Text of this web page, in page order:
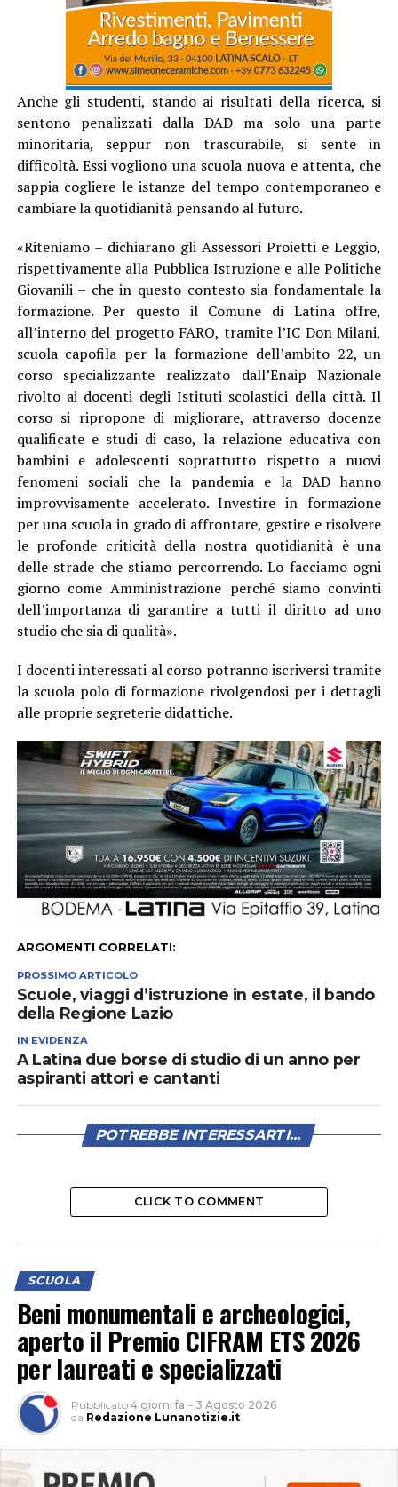
Anche gli studenti, stando ai risultati della ricerca, si
sentono penalizzati dalla DAD ma solo una parte
minoritaria, seppur non trascurabile, si sente in
difficoltà. Essi vogliono una scuola nuova e attenta, che
sappia cogliere le istanze del tempo contemporaneo e
cambiare la quotidianità pensando al futuro.
«Riteniamo – dichiarano gli Assessori Proietti e Leggio,
rispettivamente alla Pubblica Istruzione e alle Politiche
Giovanili – che in questo contesto sia fondamentale la
formazione. Per questo il Comune di Latina offre,
all’interno del progetto FARO, tramite l’IC Don Milani,
scuola capofila per la formazione dell’ambito 22, un
corso specializzante realizzato dall’Enaip Nazionale
rivolto ai docenti degli Istituti scolastici della città. Il
corso si ripropone di migliorare, attraverso docenze
qualificate e studi di caso, la relazione educativa con
bambini e adolescenti soprattutto rispetto a nuovi
fenomeni sociali che la pandemia e la DAD hanno
improvvisamente accelerato. Investire in formazione
per una scuola in grado di affrontare, gestire e risolvere
le profonde criticità della nostra quotidianità è una
delle strade che stiamo percorrendo. Lo facciamo ogni
giorno come Amministrazione perché siamo convinti
dell’importanza di garantire a tutti il diritto ad uno
studio che sia di qualità».
I docenti interessati al corso potranno iscriversi tramite
la scuola polo di formazione rivolgendosi per i dettagli
alle proprie segreterie didattiche.
ARGOMENTI CORRELATI:
PROSSIMO ARTICOLO
Scuole, viaggi d’istruzione in estate, il bando
della Regione Lazio
IN EVIDENZA
A Latina due borse di studio di un anno per
aspiranti attori e cantanti
POTREBBE INTERESSARTI...
CLICK TO COMMENT
SCUOLA
Beni monumentali e archeologici,
aperto il Premio CIFRAM ETS 2026
per laureati e specializzati
Pubblicato 4 giorni fa – 3 Agosto 2026
da Redazione Lunanotizie.it